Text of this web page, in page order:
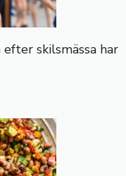
skilsmässa har